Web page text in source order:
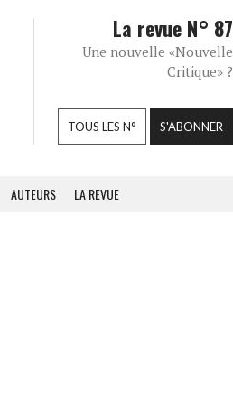
La revue N° 87
Une nouvelle «Nouvelle
Critique» ?
TOUS LES N° S'ABONNER
AUTEURS LA REVUE